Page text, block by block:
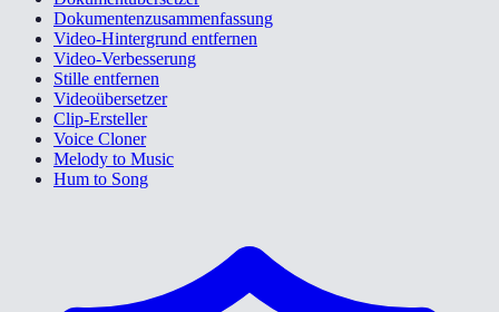
Dokumentenzusammenfassung
Video-Hintergrund entfernen
Video-Verbesserung
Stille entfernen
Videoübersetzer
Clip-Ersteller
Voice Cloner
Melody to Music
Hum to Song